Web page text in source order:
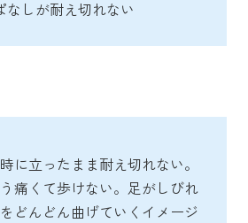
なしが耐え切れない
に立ったまま耐え切れない。
痛くて歩けない。足がしびれ
どんどん曲げていくイメージ